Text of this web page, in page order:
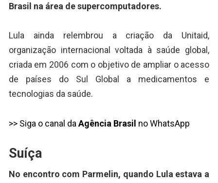
Brasil na área de supercomputadores.
Lula ainda relembrou a criação da Unitaid,
organização internacional voltada à saúde global,
criada em 2006 com o objetivo de ampliar o acesso
de países do Sul Global a medicamentos e
tecnologias da saúde.
>> Siga o canal da Agência Brasil no WhatsApp
Suíça
No encontro com Parmelin, quando Lula estava a